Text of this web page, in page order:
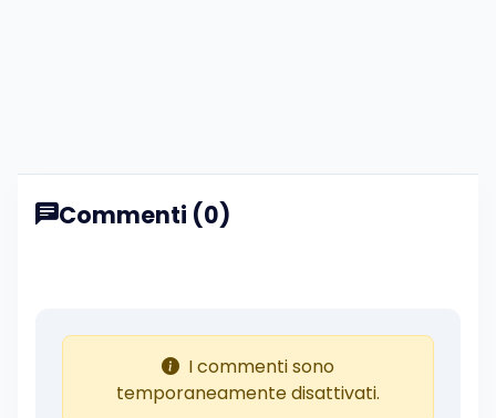
Commenti (0)
I commenti sono
temporaneamente disattivati.